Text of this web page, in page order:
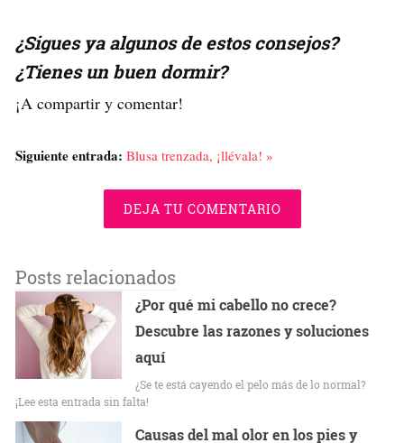
¿Sigues ya algunos de estos consejos?
¿Tienes un buen dormir?
¡A compartir y comentar!
Siguiente entrada: Blusa trenzada, ¡llévala! »
DEJA TU COMENTARIO
Posts relacionados
¿Por qué mi cabello no crece?
Descubre las razones y soluciones
aquí
¿Se te está cayendo el pelo más de lo normal?
¡Lee esta entrada sin falta!
Causas del mal olor en los pies y